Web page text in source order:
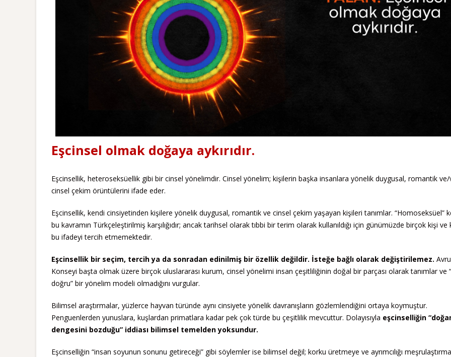
Eşcinsel olmak doğaya aykırıdır.
Eşcinsellik, heteroseksüellik gibi bir cinsel yönelimdir. Cinsel yönelim; kişilerin başka insanlara yönelik duygusal, romantik ve/
cinsel çekim örüntülerini ifade eder.
Eşcinsellik, kendi cinsiyetinden kişilere yönelik duygusal, romantik ve cinsel çekim yaşayan kişileri tanımlar. “Homoseksüel”
bu kavramın Türkçeleştirilmiş karşılığıdır; ancak tarihsel olarak tıbbi bir terim olarak kullanıldığı için günümüzde birçok kişi ve
bu ifadeyi tercih etmemektedir.
Eşcinsellik bir seçim, tercih ya da sonradan edinilmiş bir özellik değildir. İsteğe bağlı olarak değiştirilemez.
Konseyi başta olmak üzere birçok uluslararası kurum, cinsel yönelimi insan çeşitliliğinin doğal bir parçası olarak tanımlar ve
doğru” bir yönelim modeli olmadığını vurgular.
Bilimsel araştırmalar, yüzlerce hayvan türünde aynı cinsiyete yönelik davranışların gözlemlendiğini ortaya koymuştur.
Penguenlerden yunuslara, kuşlardan primatlara kadar pek çok türde bu çeşitlilik mevcuttur. Dolayısıyla eşcinselliğin
dengesini bozduğu” iddiası bilimsel temelden yoksundur.
Eşcinselliğin “insan soyunun sonunu getireceği” gibi söylemler ise bilimsel değil; korku üretmeye ve ayrımcılığı